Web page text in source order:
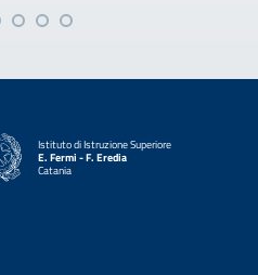
Istituto di Istruzione Superiore
E. Fermi - F. Eredia
Catania